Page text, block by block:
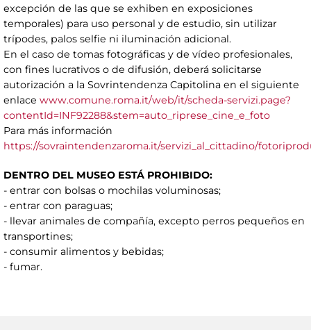
excepción de las que se exhiben en exposiciones
temporales) para uso personal y de estudio, sin utilizar
trípodes, palos selfie ni iluminación adicional.
En el caso de tomas fotográficas y de vídeo profesionales,
con fines lucrativos o de difusión, deberá solicitarse
autorización a la Sovrintendenza Capitolina en el siguiente
enlace www.comune.roma.it/web/it/scheda-servizi.page?
contentId=INF92288&stem=auto_riprese_cine_e_foto
Para más información
https://sovraintendenzaroma.it/servizi_al_cittadino/
DENTRO DEL MUSEO ESTÁ PROHIBIDO:
- entrar con bolsas o mochilas voluminosas;
- entrar con paraguas;
- llevar animales de compañía, excepto perros pequeños en
transportines;
- consumir alimentos y bebidas;
- fumar.